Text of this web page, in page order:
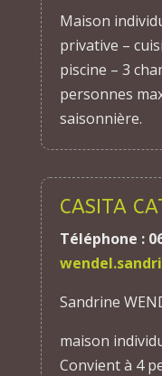
Maison
privative –
piscine – 3
personnes
saisonnière.
CASITA
Téléphone :
Sandrine
maison
Convient à 4